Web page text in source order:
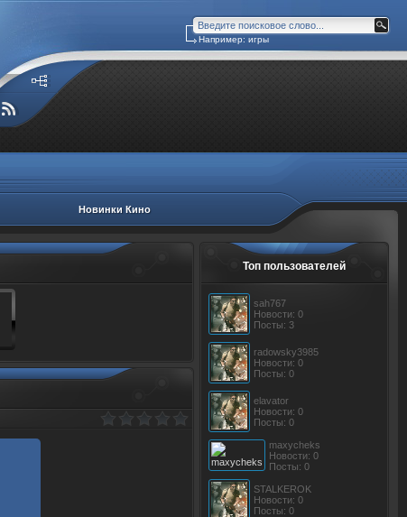
Например: игры
Новинки Кино
Топ пользователей
sah767
Новости: 0
Посты: 3
radowsky3985
Новости: 0
Посты: 0
elavator
Новости: 0
Посты: 0
maxycheks
Новости: 0
Посты: 0
STALKEROK
Новости: 0
Посты: 0